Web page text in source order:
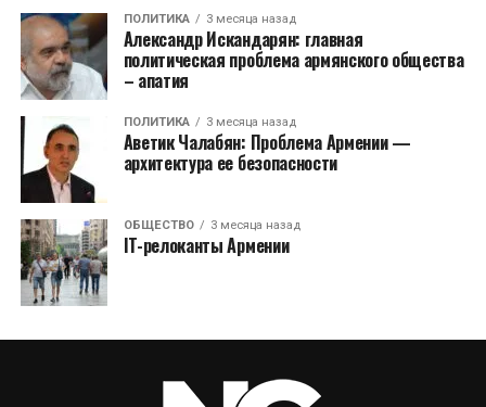
ПОЛИТИКА 3 месяца назад
Александр Искандарян: главная
политическая проблема армянского общества
– апатия
ПОЛИТИКА 3 месяца назад
Аветик Чалабян: Проблема Армении —
архитектура ее безопасности
ОБЩЕСТВО 3 месяца назад
IT-релоканты Армении